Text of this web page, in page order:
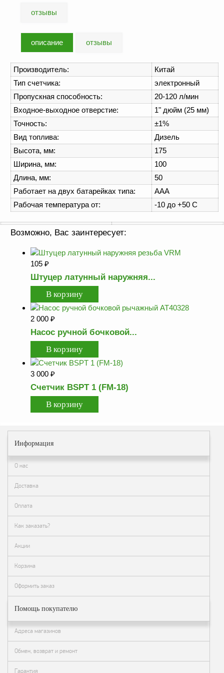
оборудование
Рукава, шланги и
техпластина МБС
Соединительная
арматура
Устройства
заземления
автоцистерн и
комплектующие
Продукция НПП
СЕНСОР
Газоаналитическое
оборудование
Эксплуатационное
оборудование
Аналоги запасных
частей из Артамида
ОБОРУДОВАНИЕ
БЕНЗОВОЗОВ И
МИНИ АЗС
ОБОРУДОВАНИЕ
АГЗС, ГНС
компании
Услуги
Новости
Контакты
Распродажа
Как
сделать
заказ?
Оплата
Доставка
самовывоз
Гарантия
возврат
Вакансии
отзывы
описание отзывы
Производитель:
Китай
Тип счетчика:
электронный
Пропускная способность:
20-120 л/мин
Входное-выходное отверстие:
1" дюйм (25 мм)
Точность:
±1%
Вид топлива:
Дизель
Высота, мм:
175
Ширина, мм:
100
Длина, мм:
50
Работает на двух батарейках типа:
AAA
Рабочая температура от:
-10 до +50 С
Возможно, Вас заинтересует:
105 ₽
Штуцер латунный наружняя...
2 000 ₽
Насос ручной бочковой...
3 000 ₽
Счетчик BSPT 1 (FM-18)
Информация
О нас
Доставка
Оплата
Как заказать?
Акции
Корзина
Оформить заказ
Помощь покупателю
Адреса магазинов
Обмен, возврат и ремонт
Гарантия